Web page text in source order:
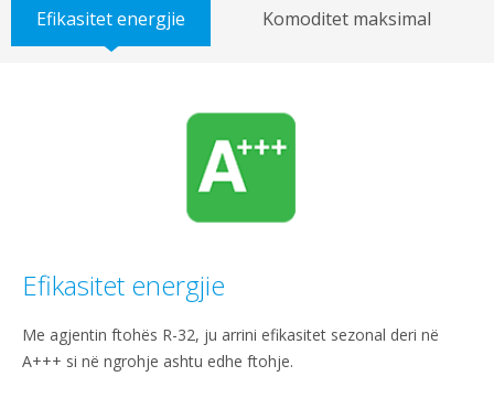
Efikasitet energjie Komoditet maksimal
Efikasitet energjie
Me agjentin ftohës R-32, ju arrini efikasitet sezonal deri në
A+++ si në ngrohje ashtu edhe ftohje.